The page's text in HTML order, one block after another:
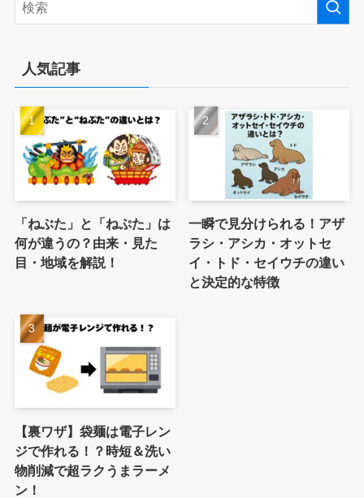
人気記事
「ねぶた」と「ねぷた」は
何が違うの？由来・見た
目・地域を解説！
一瞬で見分けられる！アザ
ラシ・アシカ・オットセ
イ・トド・セイウチの違い
と決定的な特徴
【裏ワザ】袋麺は電子レン
ジで作れる！？時短＆洗い
物削減で超ラクうまラーメ
ン！